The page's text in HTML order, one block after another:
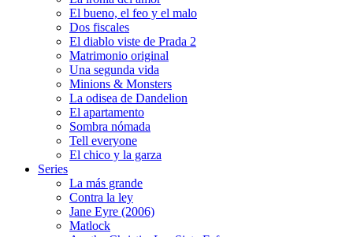
El bueno, el feo y el malo
Dos fiscales
El diablo viste de Prada 2
Matrimonio original
Una segunda vida
Minions & Monsters
La odisea de Dandelion
El apartamento
Sombra nómada
Tell everyone
El chico y la garza
Series
La más grande
Contra la ley
Jane Eyre (2006)
Matlock